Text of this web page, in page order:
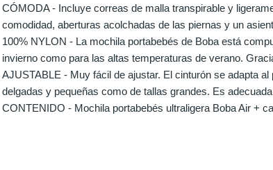
CÓMODA - Incluye correas de malla transpirable y
comodidad, aberturas acolchadas de las piernas y un
100% NYLON - La mochila portabebés de Boba está
invierno como para las altas temperaturas de verano.
AJUSTABLE - Muy fácil de ajustar. El cinturón se adapta
delgadas y pequeñas como de tallas grandes. Es
CONTENIDO - Mochila portabebés ultraligera Boba Air +